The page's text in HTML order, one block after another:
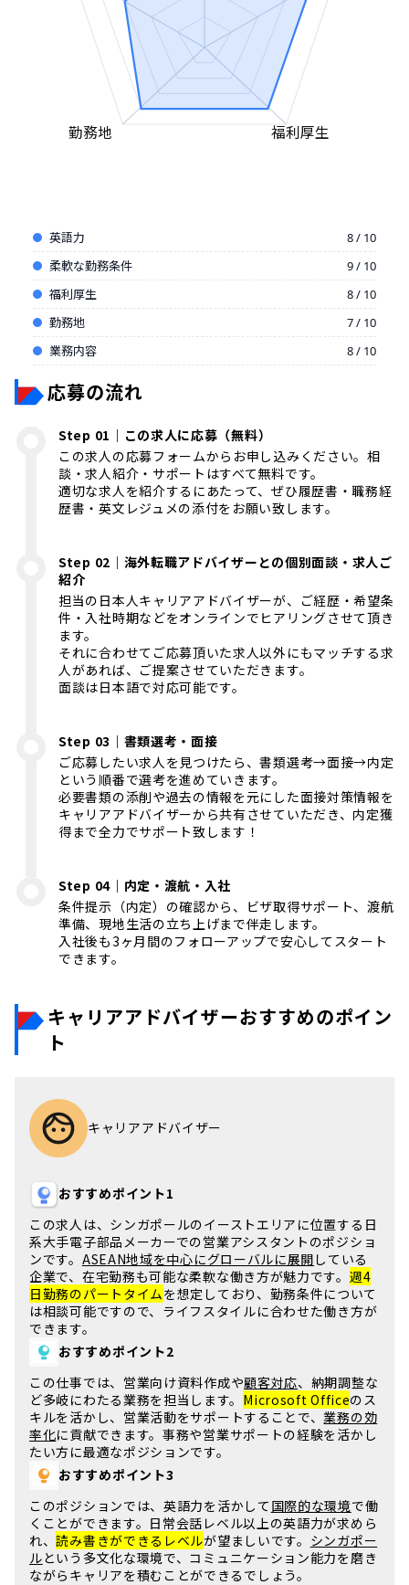
福利厚生
勤務地
英語力
8 / 10
柔軟な勤務条件
9 / 10
福利厚生
8 / 10
勤務地
7 / 10
業務内容
8 / 10
応募の流れ
Step 01｜この求人に応募（無料）
この求人の応募フォームからお申し込みください。相
談・求人紹介・サポートはすべて無料です。
適切な求人を紹介するにあたって、ぜひ履歴書・職務経
歴書・英文レジュメの添付をお願い致します。
Step 02｜海外転職アドバイザーとの個別面談・求人ご
紹介
担当の日本人キャリアアドバイザーが、ご経歴・希望条
件・入社時期などをオンラインでヒアリングさせて頂き
ます。
それに合わせてご応募頂いた求人以外にもマッチする求
人があれば、ご提案させていただきます。
面談は日本語で対応可能です。
Step 03｜書類選考・面接
ご応募したい求人を見つけたら、書類選考→面接→内定
という順番で選考を進めていきます。
必要書類の添削や過去の情報を元にした面接対策情報を
キャリアアドバイザーから共有させていただき、内定獲
得まで全力でサポート致します！
Step 04｜内定・渡航・入社
条件提示（内定）の確認から、ビザ取得サポート、渡航
準備、現地生活の立ち上げまで伴走します。
入社後も3ヶ月間のフォローアップで安心してスタート
できます。
キャリアアドバイザーおすすめのポイン
ト
キャリアアドバイザー
おすすめポイント1
この求人は、 シンガポールのイーストエリア に位置する日
系大手電子部品メーカーでの営業アシスタント のポジショ
ンです。 ASEAN地域を中心にグローバルに展開 している
企業で、 在宅勤務も可能な柔軟な働き方が魅力です。 週4
日勤務のパートタイムを想定しており、勤務条件について
は相談可能ですので、ライフスタイルに合わせた働き方が
できます。
おすすめポイント2
この仕事では、 営業向け資料作成や顧客対応、 納期調整な
ど多岐にわたる業務を担当します。 Microsoft Officeのス
キルを活かし、 営業活動をサポートすることで、業務の効
率化に貢献できます。事務や営業サポートの経験を活かし
たい方に最適なポジションです。
おすすめポイント3
このポジションでは、 英語力を活かして 国際的な環境で働
くことができます。 日常会話レベル以上の英語力が求めら
れ、読み書きができるレベルが望ましいです。 シンガポー
ルという多文化な環境で、 コミュニケーション能力を磨き
ながらキャリアを積むことができるでしょう。